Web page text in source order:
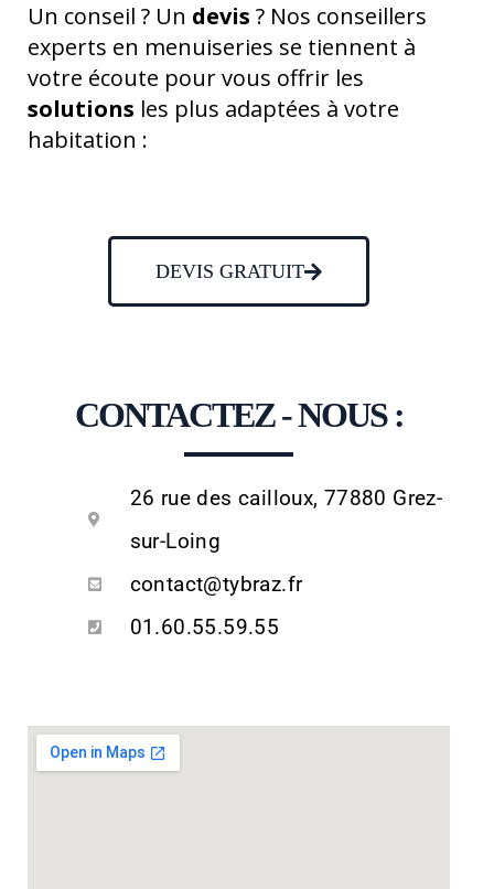
Un conseil ? Un devis ? Nos conseillers
experts en menuiseries se tiennent à
votre écoute pour vous offrir les
solutions les plus adaptées à votre
habitation :
DEVIS GRATUIT
CONTACTEZ - NOUS :
26 rue des cailloux, 77880 Grez-
sur-Loing
contact@tybraz.fr
01.60.55.59.55